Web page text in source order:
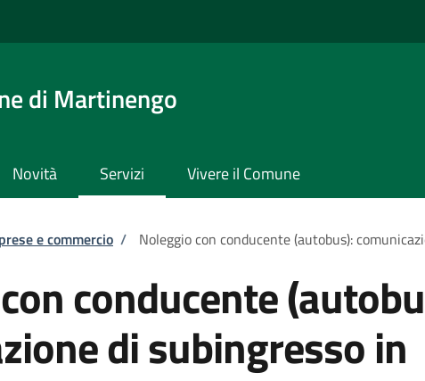
di Martinengo
Novità Servizi Vivere il Comune
pane
e commercio / Noleggio con conducente (autobus):
conducente
di subingresso in